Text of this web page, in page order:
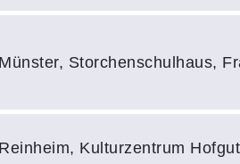
Münster, Storchenschulhaus,
Reinheim, Kulturzentrum